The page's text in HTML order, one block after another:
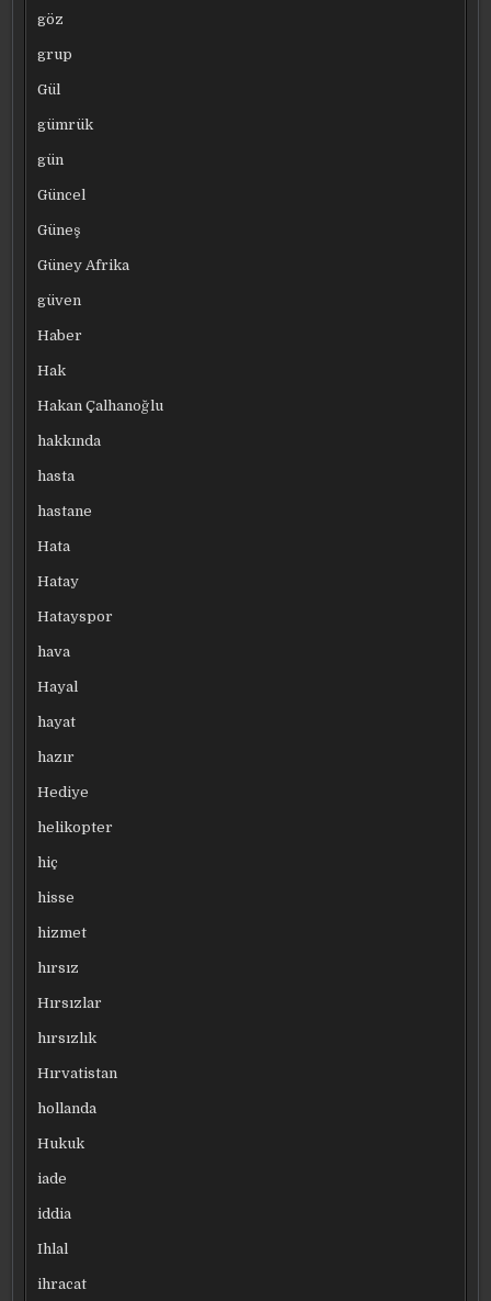
göz
grup
Gül
gümrük
gün
Güncel
Güneş
Güney Afrika
güven
Haber
Hak
Hakan Çalhanoğlu
hakkında
hasta
hastane
Hata
Hatay
Hatayspor
hava
Hayal
hayat
hazır
Hediye
helikopter
hiç
hisse
hizmet
hırsız
Hırsızlar
hırsızlık
Hırvatistan
hollanda
Hukuk
iade
iddia
Ihlal
ihracat